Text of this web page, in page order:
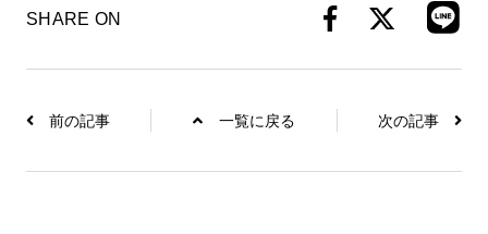
SHARE ON
前の記事 一覧に戻る 次の記事